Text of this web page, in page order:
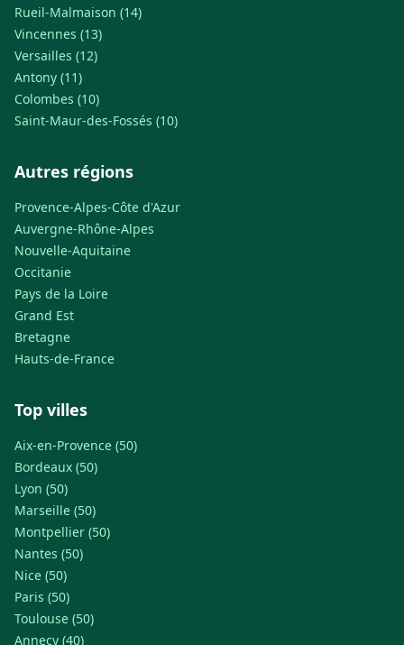
Rueil-Malmaison (14)
Vincennes (13)
Versailles (12)
Antony (11)
Colombes (10)
Saint-Maur-des-Fossés (10)
Autres régions
Provence-Alpes-Côte d'Azur
Auvergne-Rhône-Alpes
Nouvelle-Aquitaine
Occitanie
Pays de la Loire
Grand Est
Bretagne
Hauts-de-France
Top villes
Aix-en-Provence (50)
Bordeaux (50)
Lyon (50)
Marseille (50)
Montpellier (50)
Nantes (50)
Nice (50)
Paris (50)
Toulouse (50)
Annecy (40)